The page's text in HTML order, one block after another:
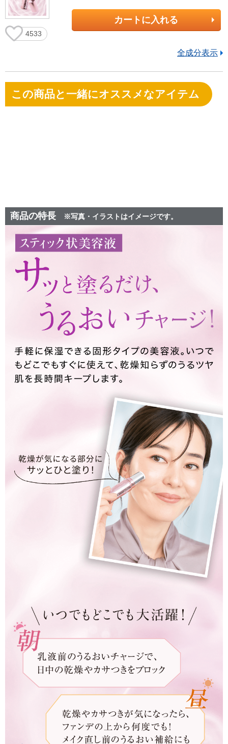
4533
カートに入れる
全成分表示
この商品と一緒にオススメなアイテム
商品の特長 ※写真・イラストはイメージです。